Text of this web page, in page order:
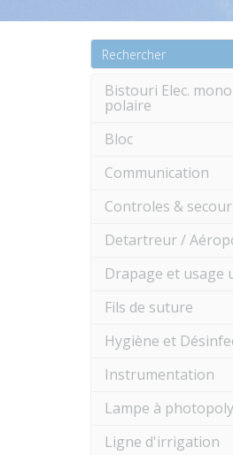
Bistouri Elec.
polaire
Bloc
Communication
Controles &
Detartreur /
Drapage et usage
Fils de suture
Hygiène et
Instrumentation
Lampe à
Ligne d'irrigation